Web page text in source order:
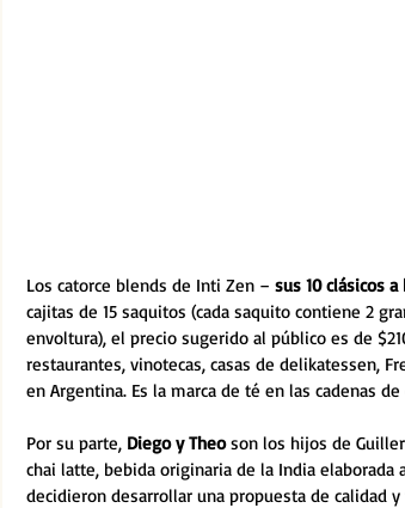
Los catorce blends de Inti Zen – sus 10 clásicos
cajitas de 15 saquitos (cada saquito contiene 2
envoltura), el precio sugerido al público es de
restaurantes, vinotecas, casas de delikatessen,
en Argentina. Es la marca de té en las cadenas
Por su parte, Diego y Theo son los hijos de
chai latte, bebida originaria de la India elaborada
decidieron desarrollar una propuesta de calidad